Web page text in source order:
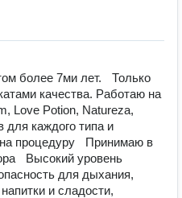
более 7ми лет. Только
качества. Работаю на
Love Potion, Natureza,
для каждого типа и
процедуру Принимаю в
️Высокий уровень
для дыхания,
и сладости,